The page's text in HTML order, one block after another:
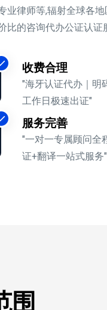
业律师等,辐射全球各
比的咨询代办公证认证
收费合理
"海牙认证代办｜明
工作日极速出证"
服务完善
"一对一专属顾问全
证+翻译一站式服务"
围